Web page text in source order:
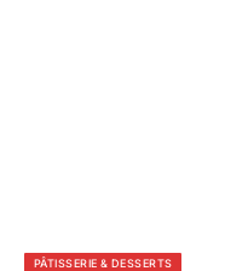
PÂTISSERIE & DESSERTS